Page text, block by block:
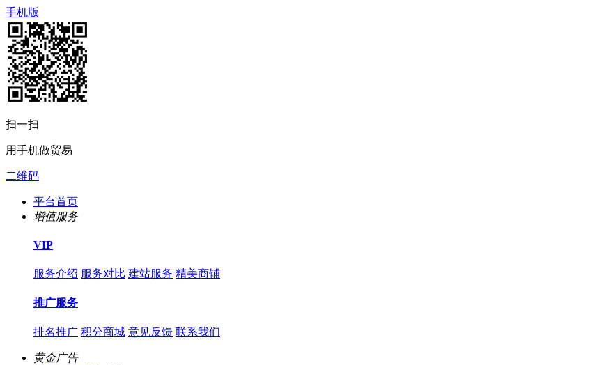
手机版
扫一扫
用手机做贸易
二维码
平台首页
增值服务
VIP
服务介绍 服务对比 建站服务 精美商铺
推广服务
排名推广 积分商城 意见反馈 联系我们
黄金广告